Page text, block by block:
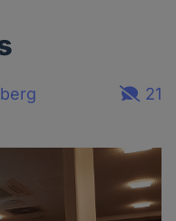
21